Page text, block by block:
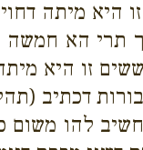
היא מיתה
תרי הא חמשה
זו היא
דכתיב
להו משום